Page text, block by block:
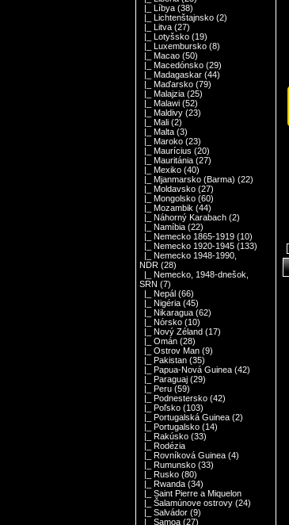
|_ Líbya (38)
|_ Lichtenštajnsko (2)
|_ Litva (27)
|_ Lotyšsko (19)
|_ Luxembursko (8)
|_ Macao (50)
|_ Macedónsko (29)
|_ Madagaskar (44)
|_ Maďarsko (79)
|_ Malajzia (25)
|_ Malawi (52)
|_ Maldivy (23)
|_ Mali (2)
|_ Malta (3)
|_ Maroko (23)
|_ Maurícius (20)
|_ Mauritánia (27)
|_ Mexiko (40)
|_ Mjanmarsko (Barma) (22)
|_ Moldavsko (27)
|_ Mongolsko (60)
|_ Mozambik (44)
|_ Náhorný Karabach (2)
|_ Namíbia (22)
|_ Nemecko 1865-1919 (10)
|_ Nemecko 1920-1945 (133)
|_ Nemecko 1948-1990,
NDR (28)
|_ Nemecko, 1948-dnešok,
SRN (7)
|_ Nepál (66)
|_ Nigéria (45)
|_ Nikaragua (62)
|_ Nórsko (10)
|_ Nový Zéland (17)
|_ Omán (28)
|_ Ostrov Man (9)
|_ Pakistan (35)
|_ Papua-Nová Guinea (42)
|_ Paraguaj (29)
|_ Peru (59)
|_ Podnestersko (42)
|_ Poľsko (103)
|_ Portugalská Guinea (2)
|_ Portugalsko (14)
|_ Rakúsko (33)
|_ Rodézia
|_ Rovníková Guinea (4)
|_ Rumunsko (33)
|_ Rusko (80)
|_ Rwanda (34)
|_ Saint Pierre a Miquelon
|_ Šalamúnove ostrovy (24)
|_ Salvádor (9)
|_ Samoa (27)